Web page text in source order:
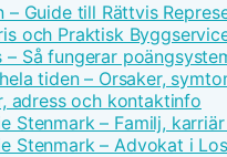
Guide till Rättvis
och Praktisk
– Så fungerar
tiden – Orsaker,
adress och kontaktinfo
Stenmark – Familj,
Stenmark – Advokat i